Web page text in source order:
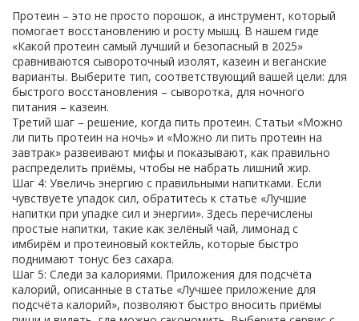
Протеин – это не просто порошок, а инструмент, который
помогает восстановлению и росту мышц. В нашем гиде
«Какой протеин самый лучший и безопасный в 2025»
сравниваются сывороточный изолят, казеин и веганские
варианты. Выберите тип, соответствующий вашей цели: для
быстрого восстановления – сыворотка, для ночного
питания – казеин.
Третий шаг – решение, когда пить протеин. Статьи «Можно
ли пить протеин на ночь» и «Можно ли пить протеин на
завтрак» развеивают мифы и показывают, как правильно
распределить приёмы, чтобы не набрать лишний жир.
Шаг 4: Увеличь энергию с правильными напитками. Если
чувствуете упадок сил, обратитесь к статье «Лучшие
напитки при упадке сил и энергии». Здесь перечислены
простые напитки, такие как зелёный чай, лимонад с
имбирём и протеиновый коктейль, которые быстро
поднимают тонус без сахара.
Шаг 5: Следи за калориями. Приложения для подсчёта
калорий, описанные в статье «Лучшее приложение для
подсчёта калорий», позволяют быстро вносить приёмы